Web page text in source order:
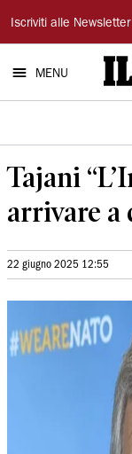
Il
Tirreno
Iscriviti alle Newsletter
MENU
Tajani
arrivare a
22 giugno 2025 12:55